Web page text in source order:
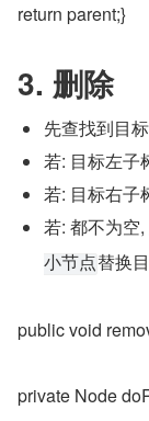
return parent;}
3. 删除
先查找到目
若: 目标左子
若: 目标右子
若: 都不为空,
小节点替换
public void
private Node